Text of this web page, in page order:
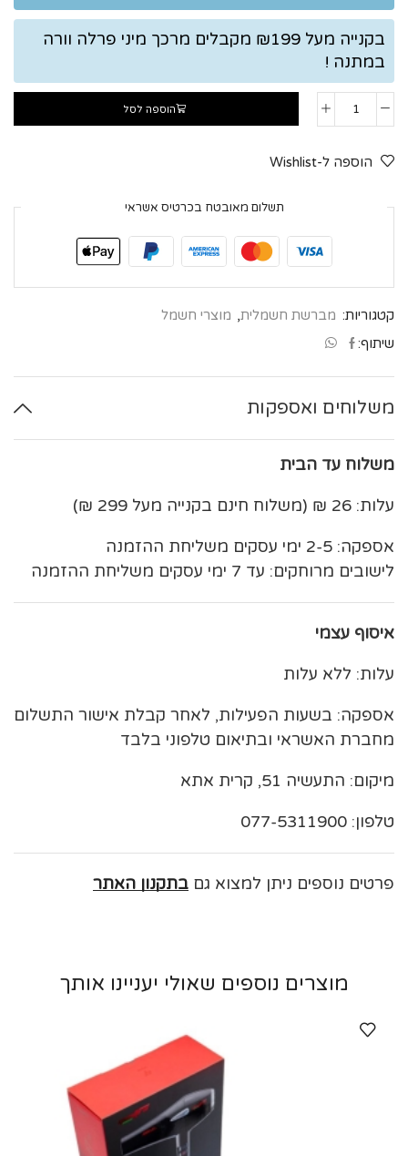
בקנייה מעל ₪199 מקבלים מרכך מיני פרלה וורה
במתנה !
הוספה לסל
הוספה ל-Wishlist
תשלום מאובטח בכרטיס אשראי
קטגוריות: מברשת חשמלית, מוצרי חשמל
שיתוף:
משלוחים ואספקות
משלוח עד הבית
עלות: 26 ₪ (משלוח חינם בקנייה מעל 299 ₪)
אספקה: 2-5 ימי עסקים משליחת ההזמנה
לישובים מרוחקים: עד 7 ימי עסקים משליחת ההזמנה
איסוף עצמי
עלות: ללא עלות
אספקה: בשעות הפעילות, לאחר קבלת אישור התשלום
מחברת האשראי ובתיאום טלפוני בלבד
מיקום: התעשיה 51, קרית אתא
טלפון: 077-5311900
פרטים נוספים ניתן למצוא גם בתקנון האתר
מוצרים נוספים שאולי יעניינו אותך